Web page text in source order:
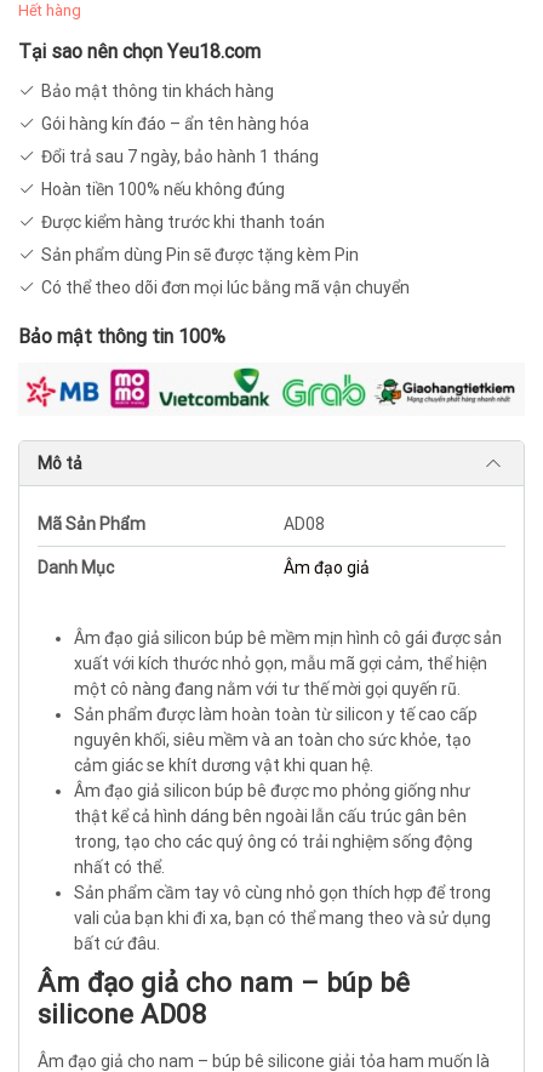
Hết hàng
Tại sao nên chọn Yeu18.com
Bảo mật thông tin khách hàng
Gói hàng kín đáo – ẩn tên hàng hóa
Đổi trả sau 7 ngày, bảo hành 1 tháng
Hoàn tiền 100% nếu không đúng
Được kiểm hàng trước khi thanh toán
Sản phẩm dùng Pin sẽ được tặng kèm Pin
Có thể theo dõi đơn mọi lúc bằng mã vận chuyển
Bảo mật thông tin 100%
Mô tả
Mã Sản Phẩm AD08
Danh Mục Âm đạo giả
Âm đạo giả silicon búp bê mềm mịn hình cô gái được sản
xuất với kích thước nhỏ gọn, mẫu mã gợi cảm, thể hiện
một cô nàng đang nằm với tư thế mời gọi quyến rũ.
Sản phẩm được làm hoàn toàn từ silicon y tế cao cấp
nguyên khối, siêu mềm và an toàn cho sức khỏe, tạo
cảm giác se khít dương vật khi quan hệ.
Âm đạo giả silicon búp bê được mo phỏng giống như
thật kể cả hình dáng bên ngoài lẫn cấu trúc gân bên
trong, tạo cho các quý ông có trải nghiệm sống động
nhất có thể.
Sản phẩm cầm tay vô cùng nhỏ gọn thích hợp để trong
vali của bạn khi đi xa, bạn có thể mang theo và sử dụng
bất cứ đâu.
Âm đạo giả cho nam – búp bê
silicone AD08
Âm đạo giả cho nam – búp bê silicone giải tỏa ham muốn là